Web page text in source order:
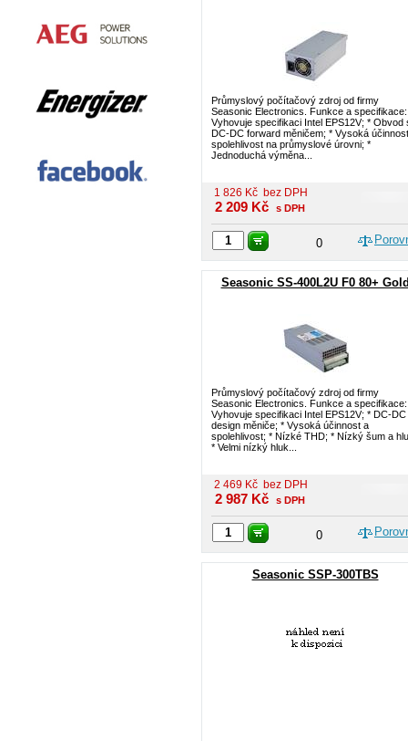
Průmyslový počítačový zdroj od firmy
Seasonic Electronics. Funkce a
Vyhovuje specifikaci Intel EPS12V; * Obvod
DC-DC forward měničem; * Vysoká
spolehlivost na průmyslové úrovni; *
Jednoduchá výměna...
1 826 Kč bez DPH
2 209 Kč s DPH
0
Seasonic SS-400L2U F0 80+
Průmyslový počítačový zdroj od firmy
Seasonic Electronics. Funkce a
Vyhovuje specifikaci Intel EPS12V; * DC-DC
design měniče; * Vysoká účinnost a
spolehlivost; * Nízké THD; * Nízký šum a
* Velmi nízký hluk...
2 469 Kč bez DPH
2 987 Kč s DPH
0
Seasonic SSP-300TBS